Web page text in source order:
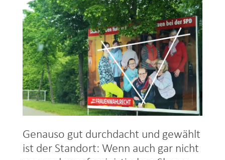
Genauso gut durchdacht und gewählt
ist der Standort: Wenn auch gar nicht